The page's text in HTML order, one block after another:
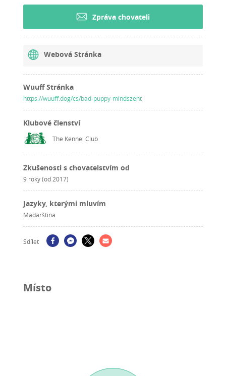
Zpráva chovateli
Webová Stránka
Wuuff Stránka
https://wuuff.dog/cs/bad-puppy-mindszent
Klubové členství
The Kennel Club
Zkušenosti s chovatelstvím od
9 roky (od 2017)
Jazyky, kterými mluvím
Maďarština
Sdílet
Místo